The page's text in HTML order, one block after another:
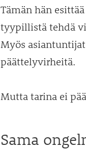
Tämän hän
tyypillistä tehdä
Myös
päättelyvirheitä.
Mutta tarina ei
Sama